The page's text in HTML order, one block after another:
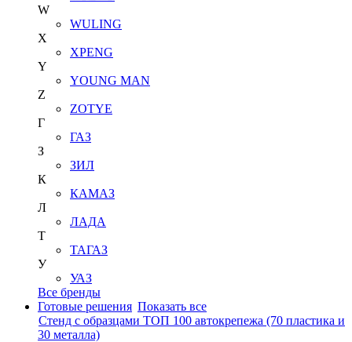
W
WULING
X
XPENG
Y
YOUNG MAN
Z
ZOTYE
Г
ГАЗ
З
ЗИЛ
К
КАМАЗ
Л
ЛАДА
Т
ТАГАЗ
У
УАЗ
Все бренды
Готовые решения Показать все
Стенд с образцами ТОП 100 автокрепежа (70 пластика и
30 металла)